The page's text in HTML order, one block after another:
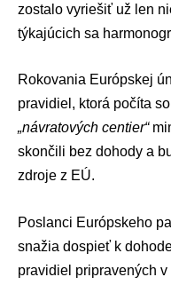
zostalo vyriešiť už len
týkajúcich sa
Rokovania Európskej
pravidiel, ktorá počíta
„návratových centier“
skončili bez dohody a
zdroje z EÚ.
Poslanci Európskeho
snažia dospieť k
pravidiel pripravených